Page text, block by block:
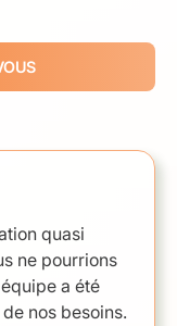
quasi
ne pourrions
a été
nos besoins.